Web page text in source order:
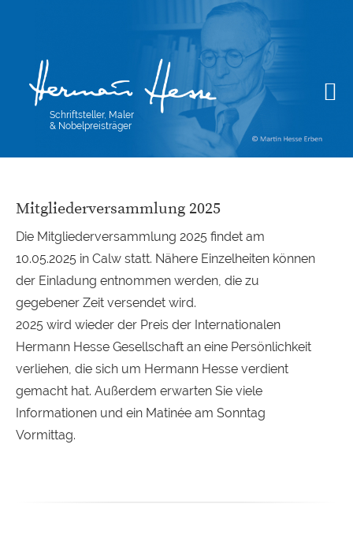
Schriftsteller, Maler
& Nobelpreisträger
Mitgliederversammlung 2025
Die Mitgliederversammlung 2025 findet am
10.05.2025 in Calw statt. Nähere Einzelheiten können
der Einladung entnommen werden, die zu
gegebener Zeit versendet wird.
2025 wird wieder der Preis der Internationalen
Hermann Hesse Gesellschaft an eine Persönlichkeit
verliehen, die sich um Hermann Hesse verdient
gemacht hat. Außerdem erwarten Sie viele
Informationen und ein Matinée am Sonntag
Vormittag.